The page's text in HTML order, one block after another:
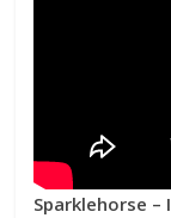
Sparklehorse –